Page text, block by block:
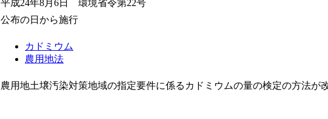
平成24年8月6日 環境省令第22号
公布の日から施行
カドミウム
農用地法
農用地土壌汚染対策地域の指定要件に係るカドミウムの量の検定の方法が